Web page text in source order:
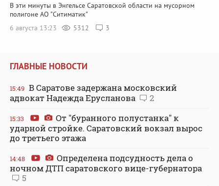
В эти минуты в Энгельсе Саратовской области на мусорном
полигоне АО "Ситиматик"
6 августа 13:23
5312 3
ГЛАВНЫЕ НОВОСТИ
15:49 В Саратове задержана московский
адвокат Надежда Ерусланова
2
15:33
От "буранного полустанка" к
ударной стройке. Саратовский вокзал вырос
до третьего этажа
14:48
Определена подсудность дела о
ночном ДТП саратовского вице-губернатора
5